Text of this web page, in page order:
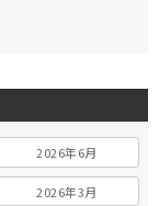
2026年6月
2026年3月